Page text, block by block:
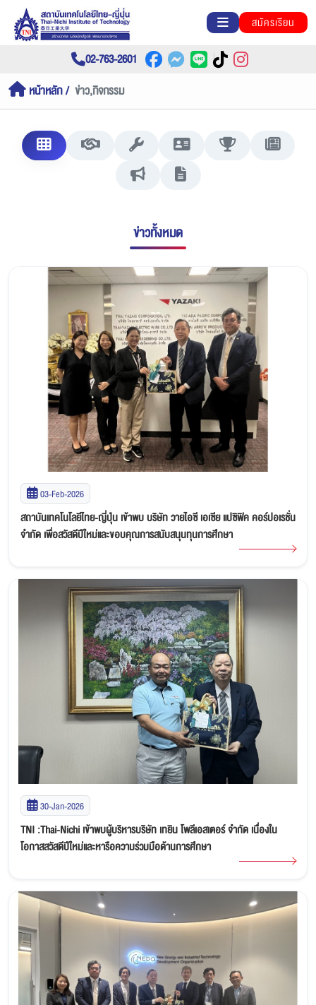
สมัครเรียน
02-763-2601
หน้าหลัก ข่าว,กิจกรรม
ข่าวทั้งหมด
03-Feb-2026
สถาบันเทคโนโลยีไทย-ญี่ปุ่น เข้าพบ บริษัท วายไอซี เอเซีย แปซิฟิค คอร์ปอเรชั่น
จำกัด เพื่อสวัสดีปีใหม่และขอบคุณการสนับสนุนทุนการศึกษา
30-Jan-2026
TNI :Thai-Nichi เข้าพบผู้บริหารบริษัท เทยิน โพลีเอสเตอร์ จำกัด เนื่องใน
โอกาสสวัสดีปีใหม่และหารือความร่วมมือด้านการศึกษา